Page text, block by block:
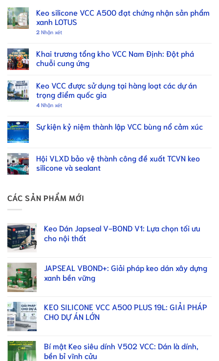
Keo silicone VCC A500 đạt chứng nhận sản phẩm
xanh LOTUS
2 Nhận xét
Khai trương tổng kho VCC Nam Định: Đột phá
chuỗi cung ứng
Keo VCC được sử dụng tại hàng loạt các dự án
trọng điểm quốc gia
4 Nhận xét
Sự kiện kỷ niệm thành lập VCC bùng nổ cảm xúc
Hội VLXD bảo vệ thành công đề xuất TCVN keo
silicone và sealant
CÁC SẢN PHẨM MỚI
Keo Dán Japseal V-BOND V1: Lựa chọn tối ưu
cho nội thất
JAPSEAL VBOND+: Giải pháp keo dán xây dựng
xanh bền vững
KEO SILICONE VCC A500 PLUS 19L: GIẢI PHÁP
CHO DỰ ÁN LỚN
Bí mật Keo siêu dính V502 VCC: Dán là dính,
bền bỉ vĩnh cửu